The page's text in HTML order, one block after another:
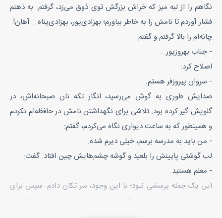
نگاهم را از لبه میز که خراش بزرگش توی ذوق می‌زد، گرفتم. به ذهنم
فشار آوردم تا نامش را به خاطر بیاورم؛ بهزادی‌پور، بهزادی‌پناه... آهان!
چانه‌ام را بالا گرفتم و گفتم:
- جناب بهروز‌پور...
اصلاح کرد:
- سروان پیروزفر هستم.
صدایش طوری به گوش می‌رسید، انگار تکه نان صبحانه‌اش، در
گلویش گیر کرده بود. تلاشی برای نگهداشتن نامش در حافظه‌ام نکردم
و همینطور که به ساعت دیواری نگاه می‌کردم، گفتم:
- من باید به مدرسه برسم، خیلی دیرم شده.
لب گوشتی پایینش را بلعید و گوشه چشم‌هایش چین افتاد. گفت:
- معلم هستید.
این یک جمله پرسشی نبود؛ با این وجود، سر تکان دادم. سپس برای